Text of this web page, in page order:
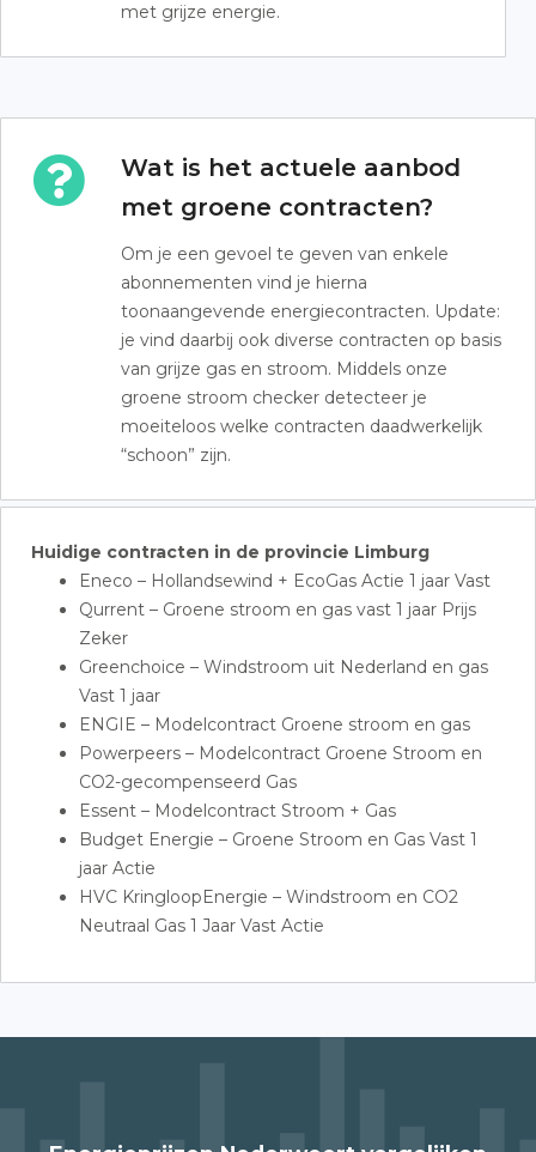
met grijze energie.
Wat is het actuele aanbod
met groene contracten?
Om je een gevoel te geven van enkele
abonnementen vind je hierna
toonaangevende energiecontracten. Update:
je vind daarbij ook diverse contracten op basis
van grijze gas en stroom. Middels onze
groene stroom checker detecteer je
moeiteloos welke contracten daadwerkelijk
“schoon” zijn.
Huidige contracten in de provincie Limburg
Eneco – Hollandsewind + EcoGas Actie 1 jaar Vast
Qurrent – Groene stroom en gas vast 1 jaar Prijs
Zeker
Greenchoice – Windstroom uit Nederland en gas
Vast 1 jaar
ENGIE – Modelcontract Groene stroom en gas
Powerpeers – Modelcontract Groene Stroom en
CO2-gecompenseerd Gas
Essent – Modelcontract Stroom + Gas
Budget Energie – Groene Stroom en Gas Vast 1
jaar Actie
HVC KringloopEnergie – Windstroom en CO2
Neutraal Gas 1 Jaar Vast Actie